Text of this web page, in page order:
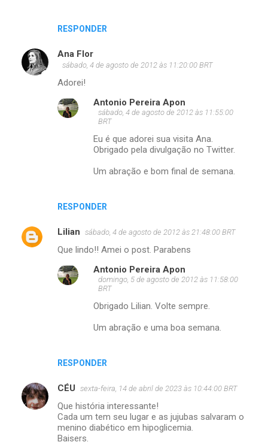
RESPONDER
Ana Flor
sábado, 4 de agosto de 2012 às 11:20:00 BRT
Adorei!
RESPONDER
Antonio Pereira Apon
sábado, 4 de agosto de 2012 às 11:55:00
BRT
Eu é que adorei sua visita Ana.
Obrigado pela divulgação no Twitter.
Um abração e bom final de semana.
Lilian sábado, 4 de agosto de 2012 às 21:48:00 BRT
Que lindo!! Amei o post. Parabens
RESPONDER
Antonio Pereira Apon
domingo, 5 de agosto de 2012 às 11:58:00
BRT
Obrigado Lilian. Volte sempre.
Um abração e uma boa semana.
CÉU sexta-feira, 14 de abril de 2023 às 10:44:00 BRT
Que história interessante!
Cada um tem seu lugar e as jujubas salvaram o
menino diabético em hipoglicemia.
Baisers.